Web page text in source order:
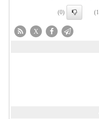
(0)
X